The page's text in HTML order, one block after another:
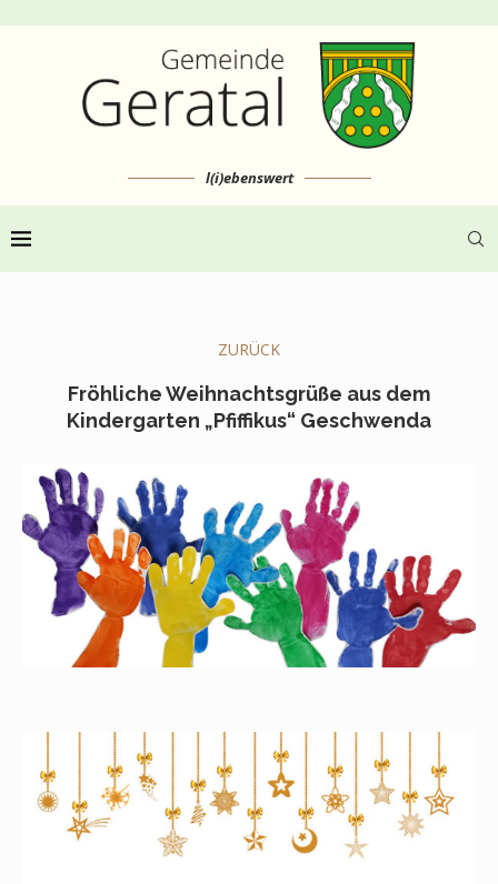
l(i)ebenswert
ZURÜCK
Fröhliche Weihnachtsgrüße aus dem
Kindergarten „Pfiffikus“ Geschwenda